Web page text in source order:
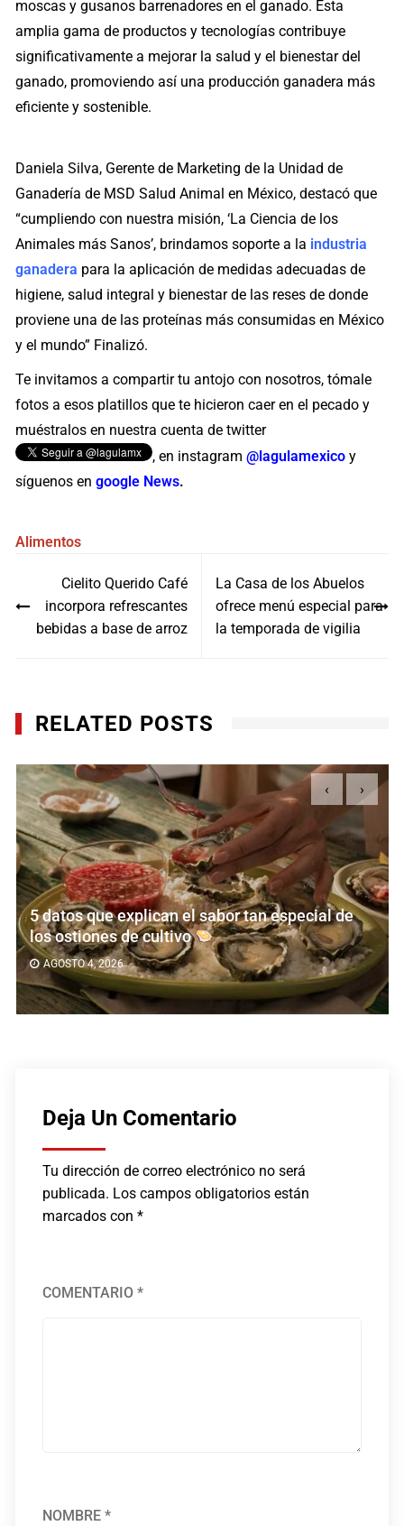
moscas y gusanos barrenadores en el ganado. Esta
amplia gama de productos y tecnologías contribuye
significativamente a mejorar la salud y el bienestar del
ganado, promoviendo así una producción ganadera más
eficiente y sostenible.
Daniela Silva, Gerente de Marketing de la Unidad de
Ganadería de MSD Salud Animal en México, destacó que
“cumpliendo con nuestra misión, ‘La Ciencia de los
Animales más Sanos’, brindamos soporte a la industria
ganadera para la aplicación de medidas adecuadas de
higiene, salud integral y bienestar de las reses de donde
proviene una de las proteínas más consumidas en México
y el mundo” Finalizó.
Te invitamos a compartir tu antojo con nosotros, tómale
fotos a esos platillos que te hicieron caer en el pecado y
muéstralos en nuestra cuenta de twitter
, en instagram@lagulamexico y
síguenos engoogle News.
Alimentos
entradas
Cielito Querido Café
incorpora refrescantes
bebidas a base de arroz
La Casa de los Abuelos
ofrece menú especial para
la temporada de vigilia
RELATED POSTS
5 datos que explican el sabor tan especial de
los ostiones de cultivo
AGOSTO 4, 2026
‹ ›
Deja Un Comentario
Tu dirección de correo electrónico no será
publicada. Los campos obligatorios están
marcados con*
COMENTARIO*
NOMBRE*